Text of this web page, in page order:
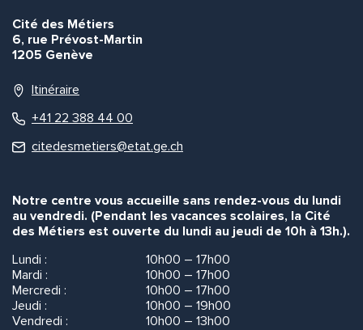
Cité des Métiers
6, rue Prévost-Martin
1205 Genève
Itinéraire
+41 22 388 44 00
citedesmetiers@etat.ge.ch
Notre centre vous accueille sans rendez-vous du lundi
au vendredi. (Pendant les vacances scolaires, la Cité
des Métiers est ouverte du lundi au jeudi de 10h à 13h.).
Lundi :
10h00 – 17h00
Mardi :
10h00 – 17h00
Mercredi :
10h00 – 17h00
Jeudi :
10h00 – 19h00
Vendredi :
10h00 – 13h00